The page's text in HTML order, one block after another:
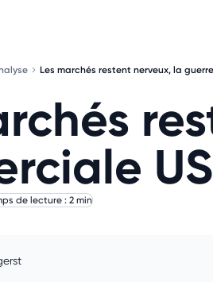
Les marchés restent nerveux, la
de lecture : 2 min